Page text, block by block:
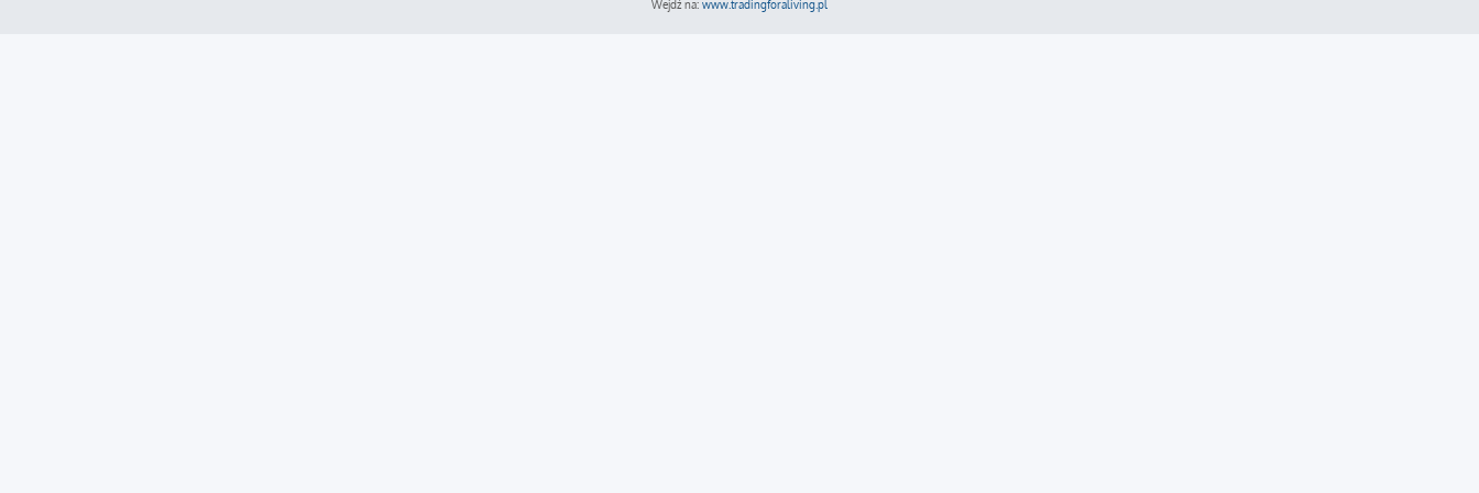
Wejdź na: www.tradingforaliving.pl